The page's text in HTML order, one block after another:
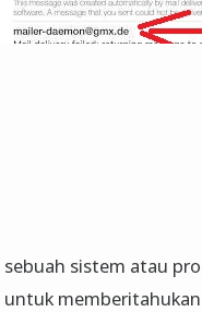
sistem atau